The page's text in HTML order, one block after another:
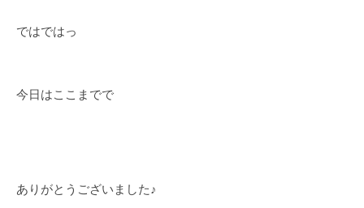
ではではっ
今日はここまでで
ありがとうございました♪